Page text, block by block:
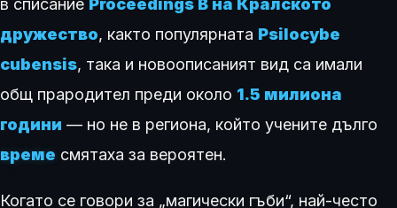
дружество, както популярната Psilocybe
cubensis, така и новоописаният вид са имали
общ прародител преди около 1.5 милиона
години — но не в региона, който учените дълго
време смятаха за вероятен.
Когато се говори за „магически гъби“, най-често